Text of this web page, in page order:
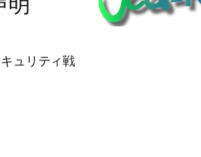
ュリティ戦